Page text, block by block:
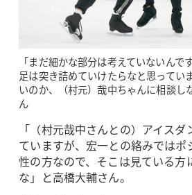
「まだ細かな部分は考えていないんで
足は突き詰めていけたらなと思ってい
いのか、（村元）哉中ちゃんに相談し
ん
「（村元哉中さんとの）アイス
ていますが、宏一との絡みでは
性の方なので、そこは見ている方
な」と高橋大輔さん。